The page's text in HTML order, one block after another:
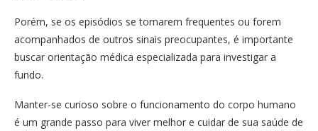
Porém, se os episódios se tornarem frequentes ou forem
acompanhados de outros sinais preocupantes, é importante
buscar orientação médica especializada para investigar a
fundo.
Manter-se curioso sobre o funcionamento do corpo humano
é um grande passo para viver melhor e cuidar de sua saúde de